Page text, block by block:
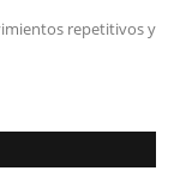
repetitivos y